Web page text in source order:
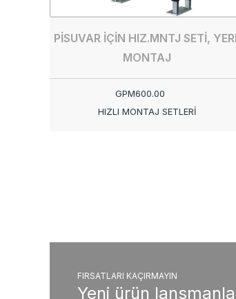
PİSUVAR İÇİN HIZ.MNTJ SETİ,
MONTAJ
GPM600.00
HIZLI MONTAJ SETLERİ
FIRSATLARI KAÇIRMAYIN
Yeni ürün